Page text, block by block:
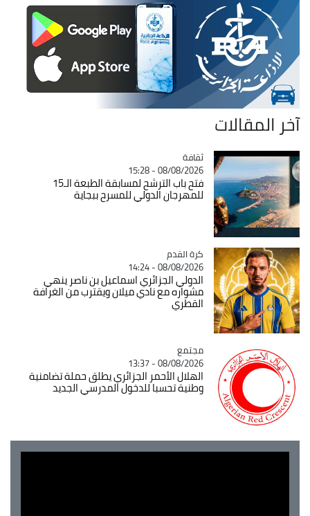
آخر المقالات
Catégorie
ثقافة
08/08/2026 - 15:28
فتح باب الترشح لمسابقة الطبعة الـ15
للمهرجان الدولي للمسرح ببجاية
Catégorie
كرة القدم
08/08/2026 - 14:24
الدولي الجزائري اسماعيل بن ناصر ينهي
مشواره مع نادي ميلان ويقترب من الغرافة
القطري
Catégorie
مجتمع
08/08/2026 - 13:37
الهلال الأحمر الجزائري يطلق حملة تضامنية
وطنية تحسبا للدخول المدرسي الجديد